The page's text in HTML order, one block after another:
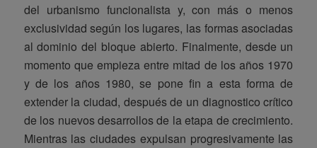
del urbanismo funcionalista y, con más o menos
exclusividad según los lugares, las formas asociadas
al dominio del bloque abierto. Finalmente, desde un
momento que empieza entre mitad de los años 1970
y de los años 1980, se pone fin a esta forma de
extender la ciudad, después de un diagnostico crítico
de los nuevos desarrollos de la etapa de crecimiento.
Mientras las ciudades expulsan progresivamente las